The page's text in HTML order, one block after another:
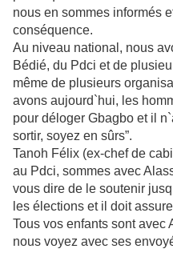
nous en sommes informés
conséquence.
Au niveau national, nous
Bédié, du Pdci et de
même de plusieurs
avons aujourd`hui, les
pour déloger Gbagbo et il
sortir, soyez en sûrs”.
Tanoh Félix (ex-chef de
au Pdci, sommes avec
vous dire de le soutenir
les élections et il doit
Tous vos enfants sont avec
nous voyez avec ses